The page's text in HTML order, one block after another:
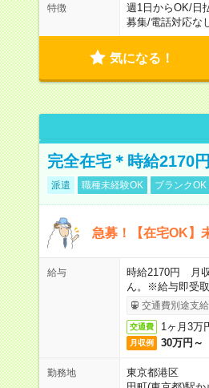
特徴 週1日からOK/日
募集/電話対応な
気になる！
完全在宅＊時給2170
派遣 職種未経験OK ブランクOK
急募！【在宅OK】
給与
時給2170円 月
ん。※給与即受
交通費別途支
交通費 1ヶ月3万
月収例 30万円～
勤務地
東京都港区